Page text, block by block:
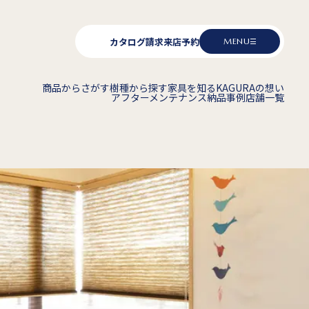
カタログ請求来店予約 MENU
商品からさがす樹種から探す家具を知るKAGURAの想い
アフターメンテナンス納品事例店舗一覧